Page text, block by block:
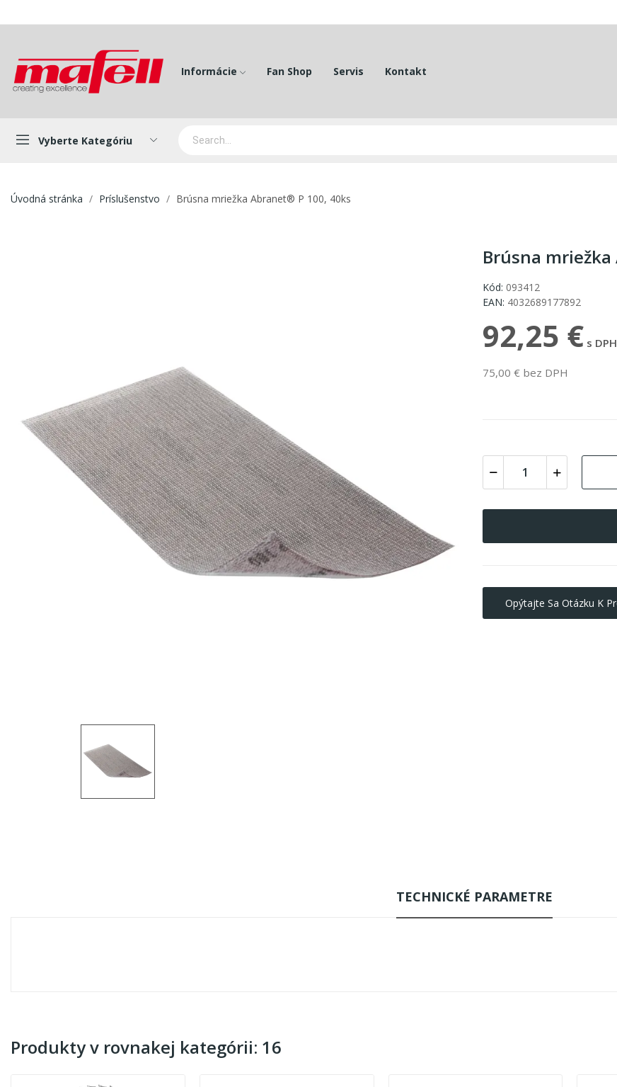
Informácie Fan Shop Servis Kontakt
Vyberte Kategóriu
Úvodná stránka Príslušenstvo Brúsna mriežka Abranet® P 100, 40ks
Brúsna
Kód: 093412
EAN: 4032689177892
92,25 € s DPH
75,00 € bez DPH
Opýtajte Sa Otázku K
TECHNICKÉ PARAMETRE
Produkty v rovnakej kategórii: 16